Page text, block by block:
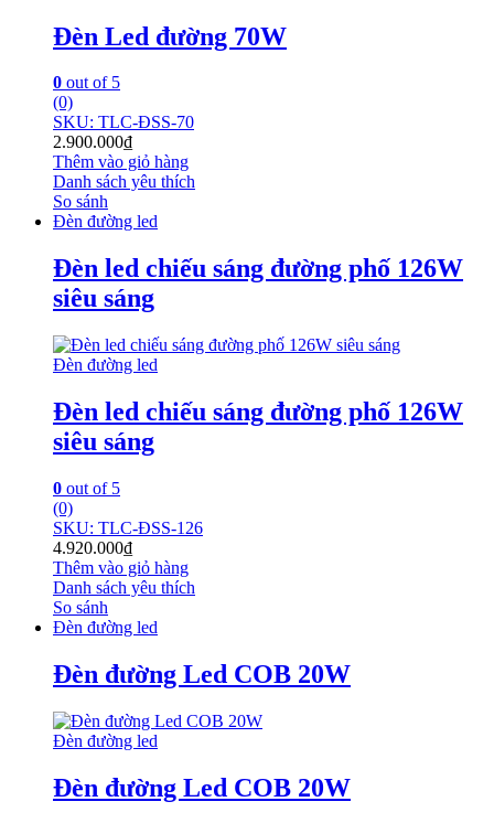
Đèn Led đường 70W
0 out of 5
(0)
SKU: TLC-ĐSS-70
2.900.000₫
Thêm vào giỏ hàng
Danh sách yêu thích
So sánh
Đèn đường led
Đèn led chiếu sáng đường phố 126W
siêu sáng
Đèn đường led
Đèn led chiếu sáng đường phố 126W
siêu sáng
0 out of 5
(0)
SKU: TLC-ĐSS-126
4.920.000₫
Thêm vào giỏ hàng
Danh sách yêu thích
So sánh
Đèn đường led
Đèn đường Led COB 20W
Đèn đường led
Đèn đường Led COB 20W